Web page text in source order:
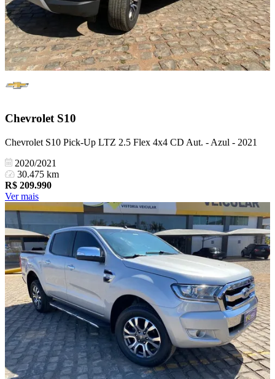
Chevrolet S10
Chevrolet S10 Pick-Up LTZ 2.5 Flex 4x4 CD Aut. - Azul - 2021
2020/2021
30.475 km
R$ 209.990
Ver mais